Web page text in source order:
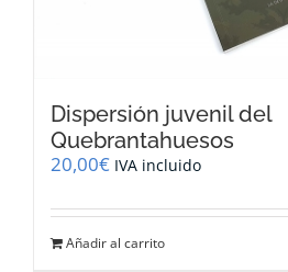
Dispersión juvenil del
Quebrantahuesos
20,00€ IVA incluido
Añadir al carrito